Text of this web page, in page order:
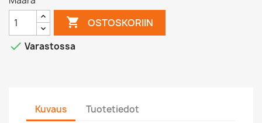
 OSTOSKORIIN
 Varastossa
Kuvaus Tuotetiedot